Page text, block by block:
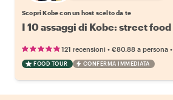
Scopri Kobe con un host scelto da te
I 10 assaggi di Kobe: street food
121 recensioni • €80.88 a persona •
FOOD TOUR CONFERMA IMMEDIATA